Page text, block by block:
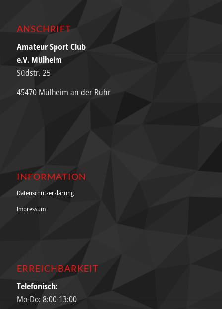
ANSCHRIFT
Amateur Sport Club
e.V. Mülheim
Südstr. 25
45470 Mülheim an der Ruhr
INFORMATION
Datenschutzerklärung
Impressum
ERREICHBARKEIT
Telefonisch:
Mo-Do: 8:00-13:00